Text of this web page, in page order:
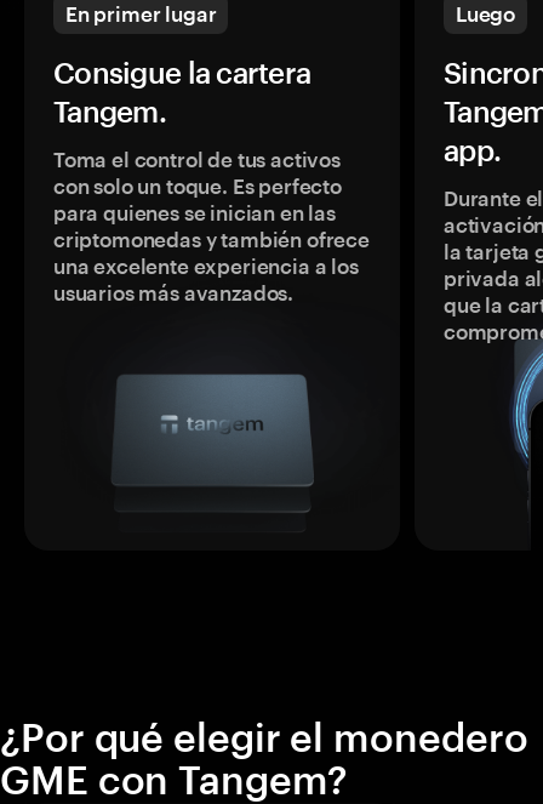
En primer lugar
Consigue la cartera
Tangem.
Toma el control de tus activos
con solo un toque. Es perfecto
para quienes se inician en las
criptomonedas y también ofrece
una excelente experiencia a los
usuarios más avanzados.
Luego
app.
Durante
la tarjeta
privada
que la
¿Por qué elegir el monedero
GME con Tangem?